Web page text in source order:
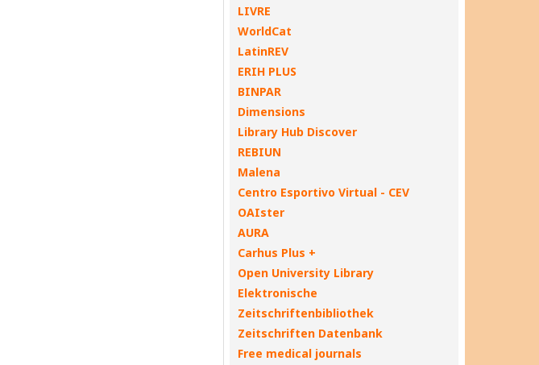
LIVRE
WorldCat
LatinREV
ERIH PLUS
BINPAR
Dimensions
Library Hub Discover
REBIUN
Malena
Centro Esportivo Virtual - CEV
OAIster
AURA
Carhus Plus +
Open University Library
Elektronische
Zeitschriftenbibliothek
Zeitschriften Datenbank
Free medical journals